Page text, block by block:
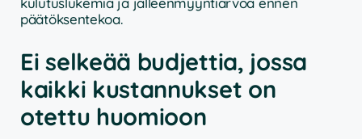
päätöksentekoa.
Ei selkeää budjettia, jossa
kaikki kustannukset on
otettu huomioon